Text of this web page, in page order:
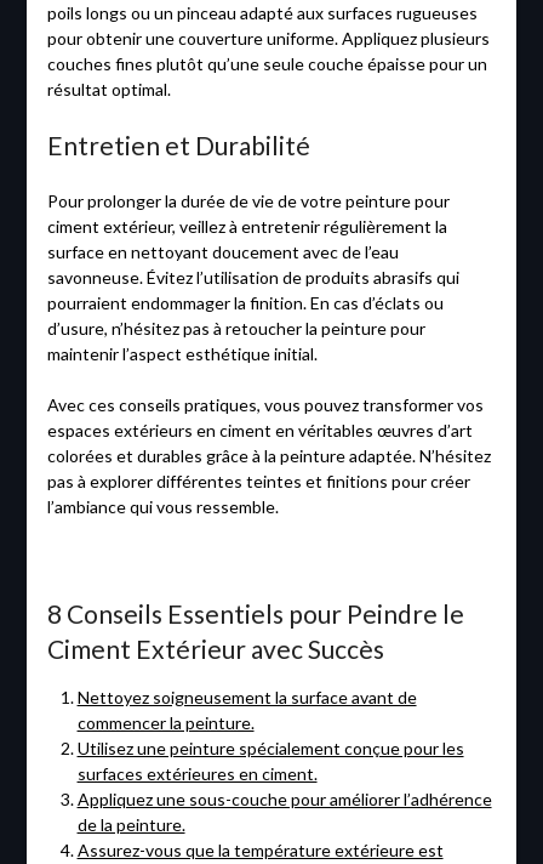
poils longs ou un pinceau adapté aux surfaces rugueuses
pour obtenir une couverture uniforme. Appliquez plusieurs
couches fines plutôt qu’une seule couche épaisse pour un
résultat optimal.
Entretien et Durabilité
Pour prolonger la durée de vie de votre peinture pour
ciment extérieur, veillez à entretenir régulièrement la
surface en nettoyant doucement avec de l’eau
savonneuse. Évitez l’utilisation de produits abrasifs qui
pourraient endommager la finition. En cas d’éclats ou
d’usure, n’hésitez pas à retoucher la peinture pour
maintenir l’aspect esthétique initial.
Avec ces conseils pratiques, vous pouvez transformer vos
espaces extérieurs en ciment en véritables œuvres d’art
colorées et durables grâce à la peinture adaptée. N’hésitez
pas à explorer différentes teintes et finitions pour créer
l’ambiance qui vous ressemble.
8 Conseils Essentiels pour Peindre le
Ciment Extérieur avec Succès
Nettoyez soigneusement la surface avant de
commencer la peinture.
Utilisez une peinture spécialement conçue pour les
surfaces extérieures en ciment.
Appliquez une sous-couche pour améliorer l’adhérence
de la peinture.
Assurez-vous que la température extérieure est